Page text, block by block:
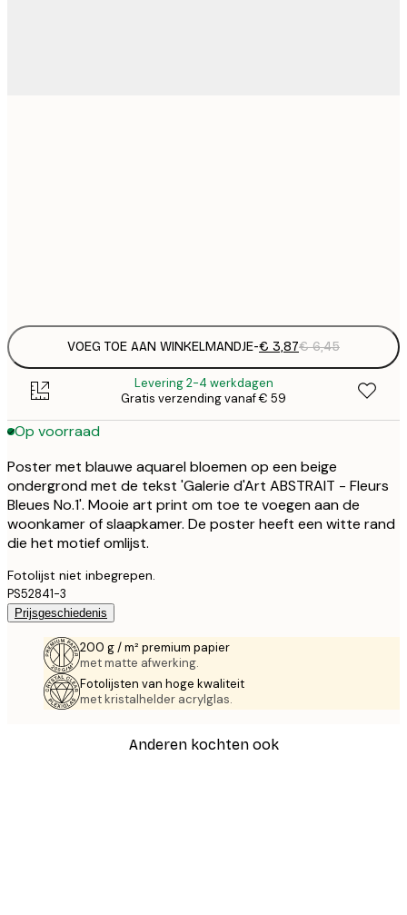
VOEG TOE AAN WINKELMANDJE-€ 3,87€ 6,45
Levering 2-4 werkdagen
Gratis verzending vanaf € 59
Op voorraad
Poster met blauwe aquarel bloemen op een beige
ondergrond met de tekst 'Galerie d'Art ABSTRAIT - Fleurs
Bleues No.1'. Mooie art print om toe te voegen aan de
woonkamer of slaapkamer. De poster heeft een witte rand
die het motief omlijst.
Fotolijst niet inbegrepen.
PS52841-3
Prijsgeschiedenis
200 g / m² premium papier
met matte afwerking.
Fotolijsten van hoge kwaliteit
met kristalhelder acrylglas.
Anderen kochten ook